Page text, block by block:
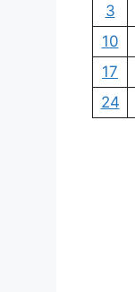
3
10
17
24